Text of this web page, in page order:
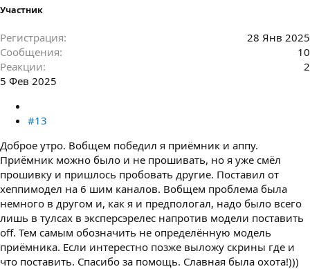
Участник
Регистрация
28 Янв 2025
Сообщения
10
Реакции
2
5 Фев 2025
#13
Доброе утро. Вобщем победил я приёмник и аппу.
Приёмник можно было и не прошивать, но я уже смëл
прошивку и пришлось пробовать другие. Поставил от
хеппимодел на 6 шим каналов. Вобщем проблема была
немного в другом и, как я и предпологал, надо было всего
лишь в тулсах в эксперсэрелес напротив модели поставить
off. Тем самым обозначить не определённую модель
приёмника. Если интерестно позже выложу скрины где и
что поставить. Спасибо за помощь. Славная была охота!)))